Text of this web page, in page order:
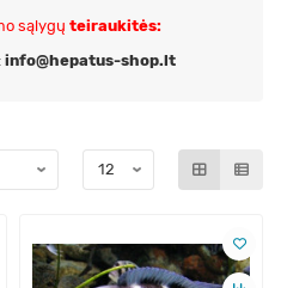
sąlygų teiraukitės:
info@hepatus-shop.lt